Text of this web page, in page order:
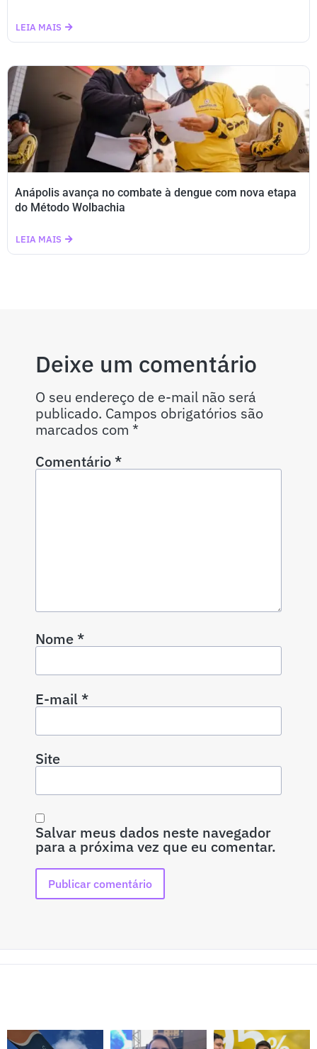
LEIA MAIS
Anápolis avança no combate à dengue com nova etapa
do Método Wolbachia
LEIA MAIS
Deixe um comentário
O seu endereço de e-mail não será
publicado. Campos obrigatórios são
marcados com *
Comentário*
Nome*
E-mail*
Site
Salvar meus dados neste navegador
para a próxima vez que eu comentar.